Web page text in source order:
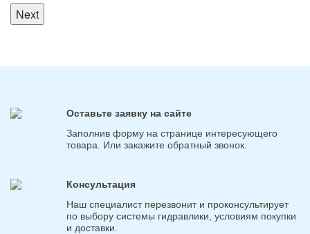
Next
Оставьте заявку на сайте
Заполнив форму на странице интересующего
товара. Или закажите обратный звонок.
Консультация
Наш специалист перезвонит и проконсультирует
по выбору системы гидравлики, условиям покупки
и доставки.